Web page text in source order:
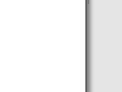
einfach so